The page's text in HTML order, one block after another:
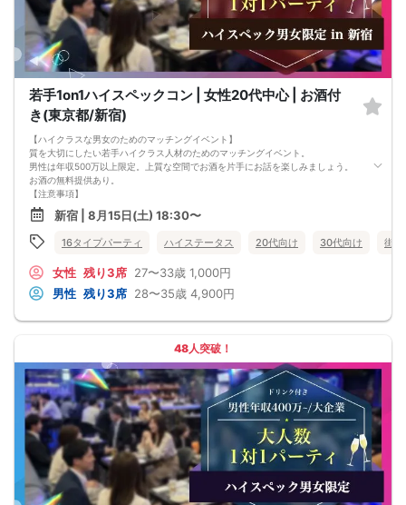
若手1on1ハイスペックコン | 女性20代中心 | お酒付
き(東京都/新宿)
【ハイクラスな男女のためのマッチングイベント】
質を大切にしたい若手ハイクラス人材のためのマッチングイベント。
男性は年収500万以上限定。上質な空間でお酒を片手にお話を楽しみましょう。
お酒の無料提供あり。
【注意事項】
■当日の持ち物
・公的身分証明書 ※ご提示いただけない方はご参加いただけません
■留意事項
・最善を尽くしておりますが、やむを得ない事情（ご予約者様の当日キャンセル
交通費等の補償は致しかねますのであらかじめご了承ください。
・当日は時間に余裕をもってお越しください。10分以上の遅刻はご参加をお断り
する場合がございます。
パーティ開始2時間前まで
■飲食
アルコール/ソフトドリンク付き
新宿 | 8月15日(土) 18:30〜
16タイプパーティ ハイステータス 20代向け 30代向け 街
女性 残り3席 27〜33歳 1,000円
男性 残り3席 28〜35歳 4,900円
48人突破！